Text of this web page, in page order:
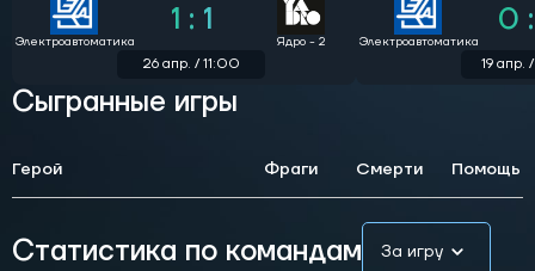
Электроавтоматика
1 : 1
26 апр. / 11:00
Ядро - 2 Электроавтоматика
0
19 апр.
Сыгранные игры
Герой Фраги Смерти Помощь
Статистика по командам За игру